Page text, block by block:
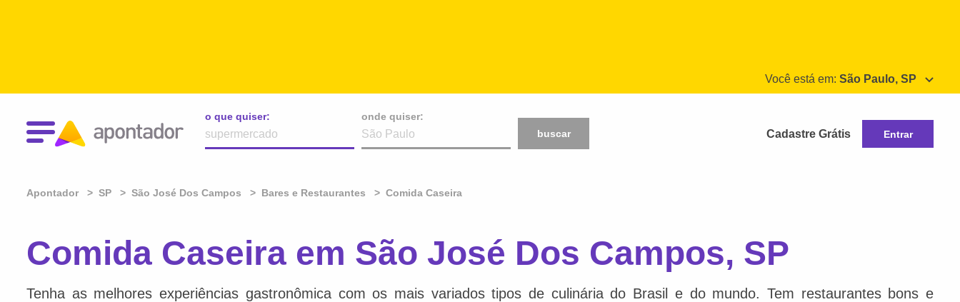
Você está em: São Paulo, SP
o que quiser:
onde quiser:
buscar
Cadastre Grátis Entrar
Apontador SP São José Dos Campos Bares e Restaurantes Comida Caseira
Comida Caseira em São José Dos Campos, SP
Tenha as melhores experiências gastronômica com os mais variados tipos de culinária do Brasil e do mundo. Tem restaurantes bons e